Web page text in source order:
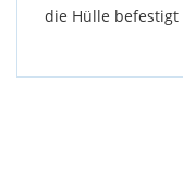
die Hülle befestigt